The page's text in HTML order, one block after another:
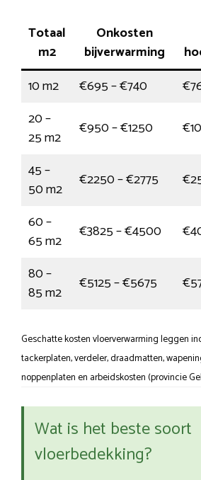
Totaal
m2
Onkosten
bijverwarming
10 m2
€695 – €740
20 –
25 m2
€950 – €1250
45 –
50 m2
€2250 – €2775
60 –
65 m2
€3825 – €4500
80 –
85 m2
€5125 – €5675
Geschatte kosten vloerverwarming leggen
tackerplaten, verdeler, draadmatten,
noppenplaten en arbeidskosten (provincie
Wat is het beste soort
vloerbedekking?